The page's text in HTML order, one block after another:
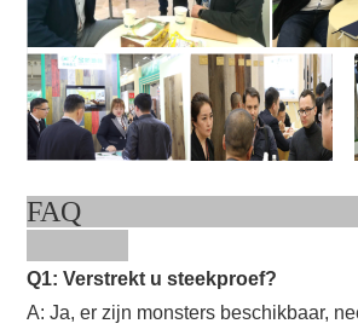
Q1: Verstrekt u steekproef?
A: Ja, er zijn monsters beschikbaar,